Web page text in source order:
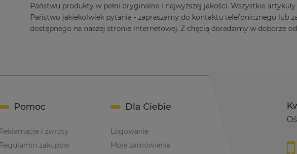
Państwu produkty w pełni oryginalne i najwyższej jakości. Wszystkie
Państwo jakiekolwiek pytania - zapraszamy do kontaktu telefonicznego lub
dostępnego na naszej stronie internetowej. Z chęcią doradzimy w doborze
Pomoc
Reklamacje i zwroty
Regulamin zakupów
Dla Ciebie
Logowanie
Moje zamówienia